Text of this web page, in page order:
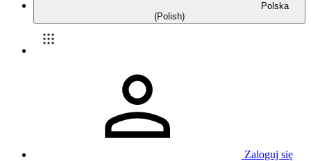
Polska
(Polish)
Zaloguj się